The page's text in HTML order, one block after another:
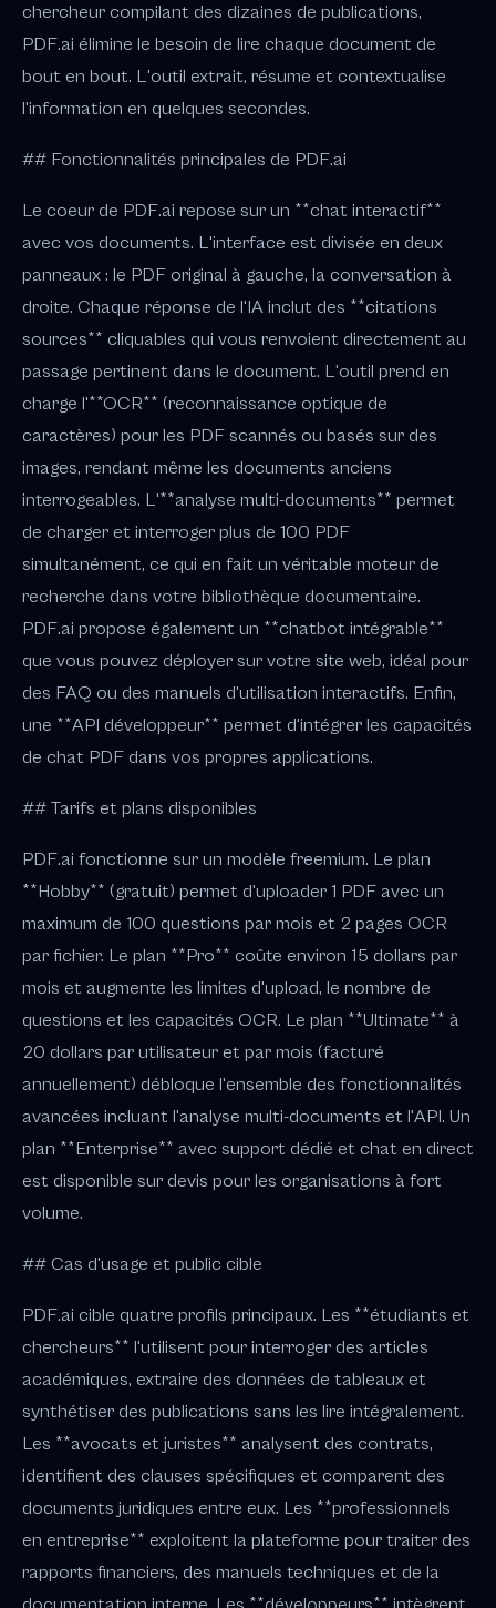
chercheur compilant des dizaines de publications,
PDF.ai élimine le besoin de lire chaque document de
bout en bout. L'outil extrait, résume et contextualise
l'information en quelques secondes.
## Fonctionnalités principales de PDF.ai
Le coeur de PDF.ai repose sur un **chat interactif**
avec vos documents. L'interface est divisée en deux
panneaux : le PDF original à gauche, la conversation à
droite. Chaque réponse de l'IA inclut des **citations
sources** cliquables qui vous renvoient directement au
passage pertinent dans le document. L'outil prend en
charge l'**OCR** (reconnaissance optique de
caractères) pour les PDF scannés ou basés sur des
images, rendant même les documents anciens
interrogeables. L'**analyse multi-documents** permet
de charger et interroger plus de 100 PDF
simultanément, ce qui en fait un véritable moteur de
recherche dans votre bibliothèque documentaire.
PDF.ai propose également un **chatbot intégrable**
que vous pouvez déployer sur votre site web, idéal pour
des FAQ ou des manuels d'utilisation interactifs. Enfin,
une **API développeur** permet d'intégrer les capacités
de chat PDF dans vos propres applications.
## Tarifs et plans disponibles
PDF.ai fonctionne sur un modèle freemium. Le plan
**Hobby** (gratuit) permet d'uploader 1 PDF avec un
maximum de 100 questions par mois et 2 pages OCR
par fichier. Le plan **Pro** coûte environ 15 dollars par
mois et augmente les limites d'upload, le nombre de
questions et les capacités OCR. Le plan **Ultimate** à
20 dollars par utilisateur et par mois (facturé
annuellement) débloque l'ensemble des fonctionnalités
avancées incluant l'analyse multi-documents et l'API. Un
plan **Enterprise** avec support dédié et chat en direct
est disponible sur devis pour les organisations à fort
volume.
## Cas d'usage et public cible
PDF.ai cible quatre profils principaux. Les **étudiants et
chercheurs** l'utilisent pour interroger des articles
académiques, extraire des données de tableaux et
synthétiser des publications sans les lire intégralement.
Les **avocats et juristes** analysent des contrats,
identifient des clauses spécifiques et comparent des
documents juridiques entre eux. Les **professionnels
en entreprise** exploitent la plateforme pour traiter des
rapports financiers, des manuels techniques et de la